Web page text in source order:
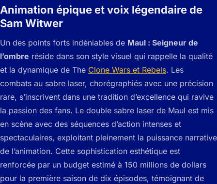
Animation épique et voix légendaire de
Sam Witwer
Un des points forts indéniables de Maul : Seigneur de
l’ombre réside dans son style visuel qui rappelle la qualité
et la dynamique de The Clone Wars et Rebels. Les
combats au sabre laser, chorégraphiés avec une précision
rare, s’inscrivent dans une tradition d’excellence qui ravive
la passion des fans. Le double sabre laser de Maul est mis
en scène avec des séquences d’action intenses et
spectaculaires, exploitant pleinement la puissance narrative
de l’animation. Cette sophistication esthétique est
renforcée par un budget estimé à 150 millions de dollars
pour la première saison de dix épisodes, témoignant de